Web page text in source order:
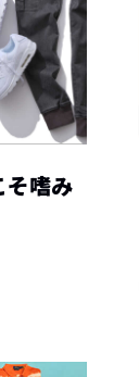
そ嗜み